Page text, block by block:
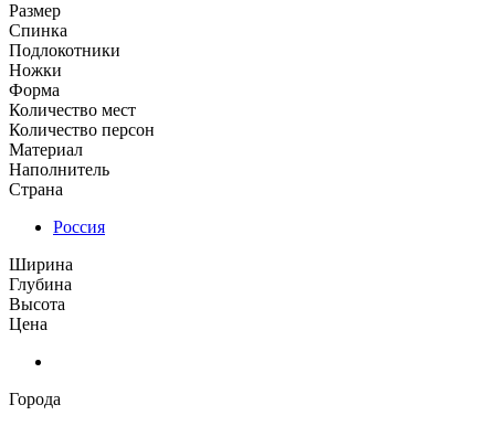
Размер
Спинка
Подлокотники
Ножки
Форма
Количество мест
Количество персон
Материал
Наполнитель
Страна
Россия
Ширина
Глубина
Высота
Цена
Города